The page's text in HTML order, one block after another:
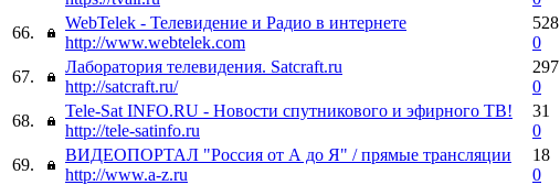
66.
WebTelek - Телевидение и Радио в интернете
http://www.webtelek.com
528
0
67.
Лаборатория телевидения. Satcraft.ru
http://satcraft.ru/
297
0
68.
Tele-Sat INFO.RU - Новости спутникового и эфирного ТВ!
http://tele-satinfo.ru
31
0
69.
ВИДЕОПОРТАЛ "Россия от А до Я" / прямые трансляции
http://www.a-z.ru
18
0